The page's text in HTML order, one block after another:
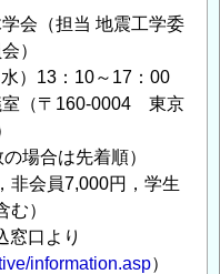
会（担当 地震工学委
）
）13：10～17：00
（〒160-0004 東京
場合は先着順）
非会員7,000円，学生
）
窓口より
information.asp）